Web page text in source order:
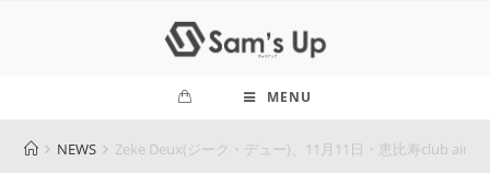
MENU
NEWS Zeke Deux(ジーク・デュー)、11月11日・恵比寿club aim